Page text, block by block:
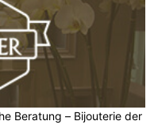
Beratung – Bijouterie der